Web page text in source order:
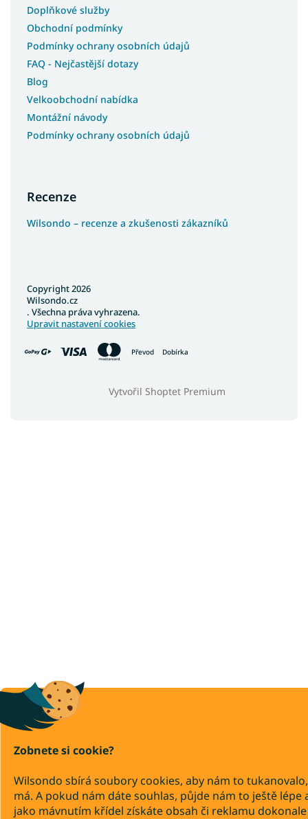
Zobnete si cookie?
Wilsondo sbírá soubory cookies, aby nám to
má. A pokud nám dáte souhlas, půjde nám to ještě lépe
jako mávnutím křídel získáte obsah či reklamu
Doplňkové služby
Obchodní podmínky
Podmínky ochrany osobních údajů
FAQ - Nejčastější dotazy
Blog
Velkoobchodní nabídka
Montážní návody
Podmínky ochrany osobních údajů
Recenze
Wilsondo – recenze a zkušenosti zákazníků
Převod Dobírka
Vytvořil Shoptet Premium
Copyright 2026
Wilsondo.cz
. Všechna práva vyhrazena.
Upravit nastavení cookies